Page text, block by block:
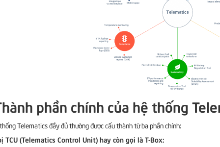
phần chính của hệ thống
Telematics đầy đủ thường được cấu thành từ ba phần chính:
TCU (Telematics Control Unit) hay còn gọi là T-Box: